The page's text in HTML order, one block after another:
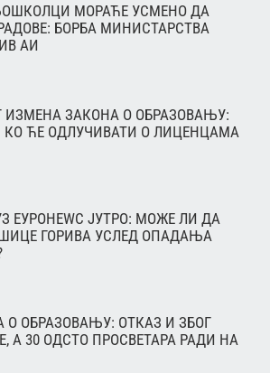
МОРАЋЕ УСМЕНО ДА
БОРБА МИНИСТАРСТВА
АИ
ИЗМЕНА ЗАКОНА О ОБРАЗОВАЊУ:
ЋЕ ОДЛУЧИВАТИ О ЛИЦЕНЦАМА
ЕУРОНЕWС ЈУТРО: МОЖЕ ЛИ ДА
ГОРИВА УСЛЕД ОПАДАЊА
О ОБРАЗОВАЊУ: ОТКАЗ И ЗБОГ
А 30 ОДСТО ПРОСВЕТАРА РАДИ НА